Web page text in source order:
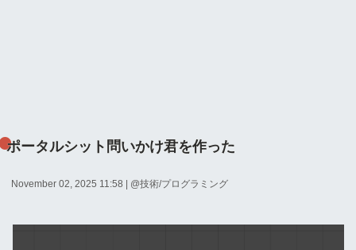
ポータルシット問いかけ君を作った
November 02, 2025 11:58 | @技術/プログラミング